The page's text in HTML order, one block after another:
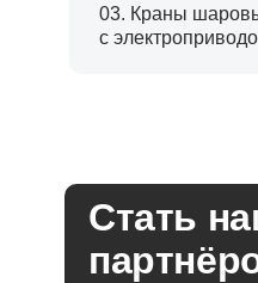
03. Краны
с
03. Краны
с
Стать